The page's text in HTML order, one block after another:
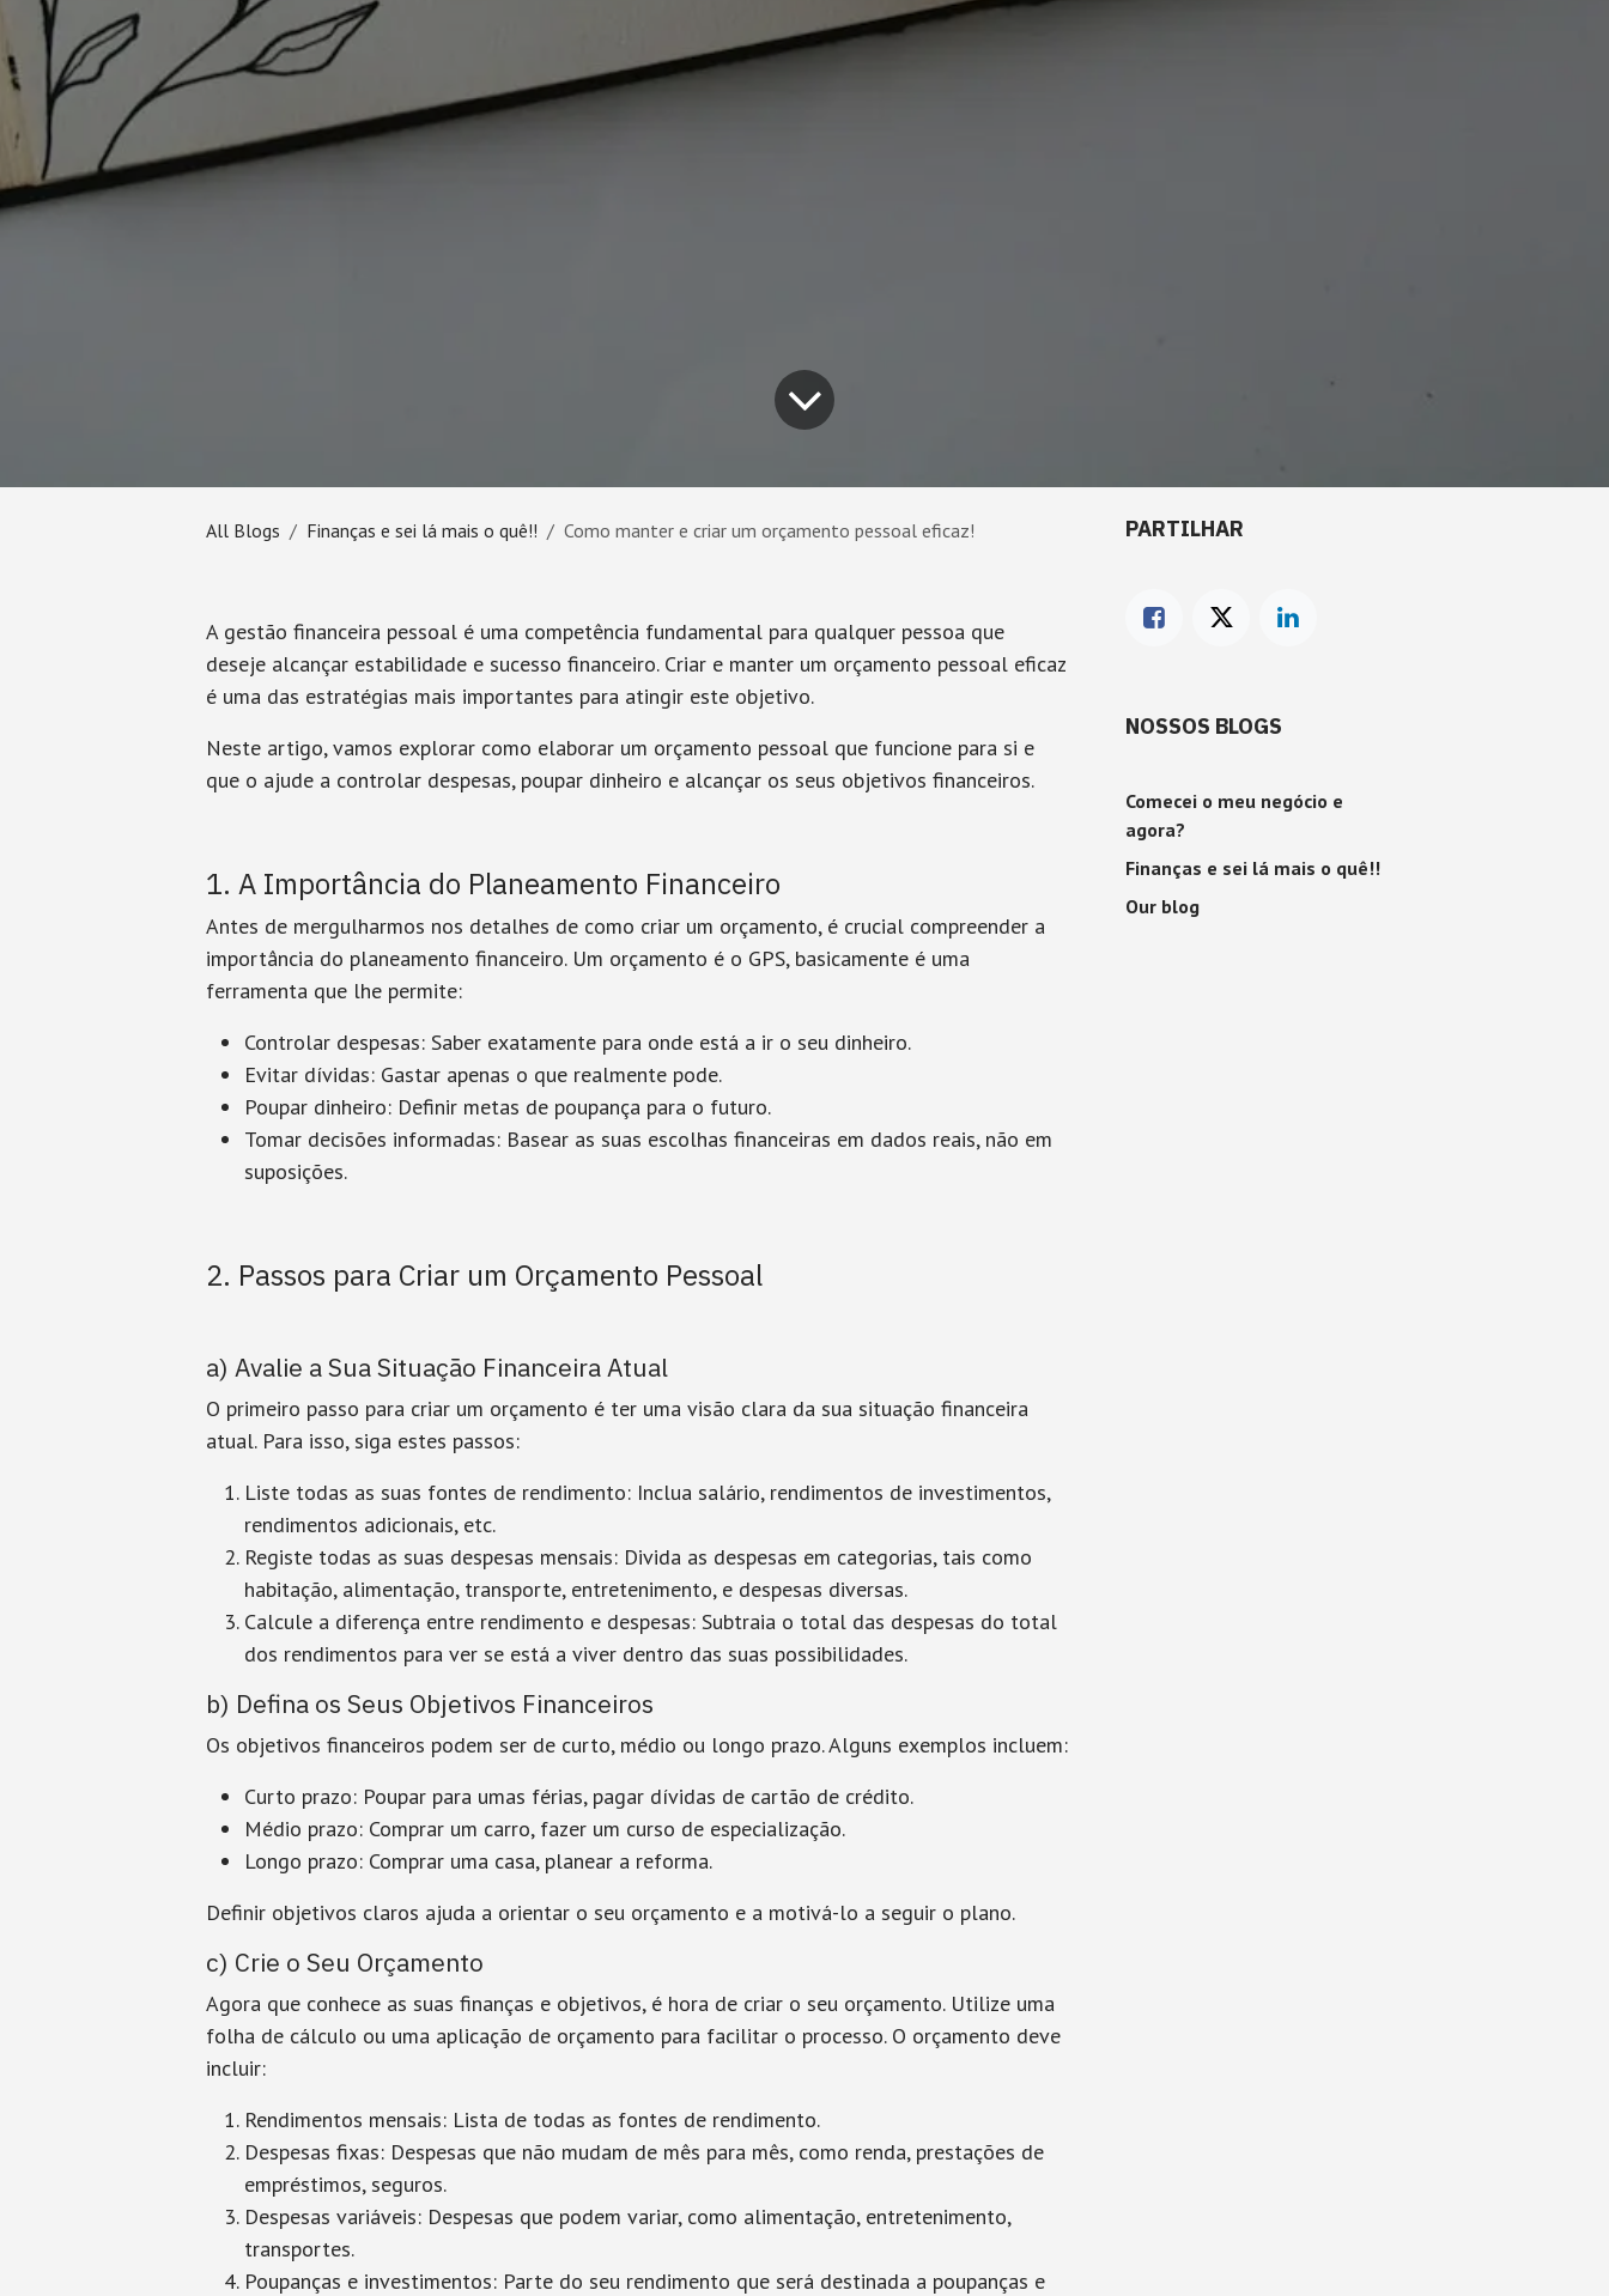
All Blogs Finanças e sei lá mais o quê!! Como manter e criar um orçamento pessoal eficaz!
A gestão financeira pessoal é uma competência fundamental para qualquer pessoa que
deseje alcançar estabilidade e sucesso financeiro. Criar e manter um orçamento pessoal eficaz
é uma das estratégias mais importantes para atingir este objetivo.
Neste artigo, vamos explorar como elaborar um orçamento pessoal que funcione para si e
que o ajude a controlar despesas, poupar dinheiro e alcançar os seus objetivos financeiros.
1. A Importância do Planeamento Financeiro
Antes de mergulharmos nos detalhes de como criar um orçamento, é crucial compreender a
importância do planeamento financeiro. Um orçamento é o GPS, basicamente é uma
ferramenta que lhe permite:
Controlar despesas: Saber exatamente para onde está a ir o seu dinheiro.
Evitar dívidas: Gastar apenas o que realmente pode.
Poupar dinheiro: Definir metas de poupança para o futuro.
Tomar decisões informadas: Basear as suas escolhas financeiras em dados reais, não em
suposições.
2. Passos para Criar um Orçamento Pessoal
a) Avalie a Sua Situação Financeira Atual
O primeiro passo para criar um orçamento é ter uma visão clara da sua situação financeira
atual. Para isso, siga estes passos:
Liste todas as suas fontes de rendimento: Inclua salário, rendimentos de investimentos,
rendimentos adicionais, etc.
Registe todas as suas despesas mensais: Divida as despesas em categorias, tais como
habitação, alimentação, transporte, entretenimento, e despesas diversas.
Calcule a diferença entre rendimento e despesas: Subtraia o total das despesas do total
dos rendimentos para ver se está a viver dentro das suas possibilidades.
b) Defina os Seus Objetivos Financeiros
Os objetivos financeiros podem ser de curto, médio ou longo prazo. Alguns exemplos incluem:
Curto prazo: Poupar para umas férias, pagar dívidas de cartão de crédito.
Médio prazo: Comprar um carro, fazer um curso de especialização.
Longo prazo: Comprar uma casa, planear a reforma.
Definir objetivos claros ajuda a orientar o seu orçamento e a motivá-lo a seguir o plano.
c) Crie o Seu Orçamento
Agora que conhece as suas finanças e objetivos, é hora de criar o seu orçamento. Utilize uma
folha de cálculo ou uma aplicação de orçamento para facilitar o processo. O orçamento deve
incluir:
Rendimentos mensais: Lista de todas as fontes de rendimento.
Despesas fixas: Despesas que não mudam de mês para mês, como renda, prestações de
empréstimos, seguros.
Despesas variáveis: Despesas que podem variar, como alimentação, entretenimento,
transportes.
Poupanças e investimentos: Parte do seu rendimento que será destinada a poupanças e
PARTILHAR
NOSSOS BLOGS
Comecei o meu negócio e
agora?
Finanças e sei lá mais o quê!!
Our blog